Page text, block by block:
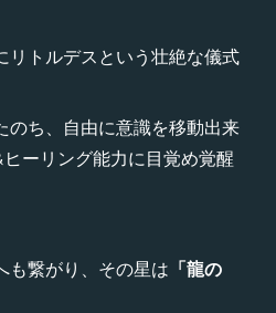
リトルデスという壮絶な儀式
のち、自由に意識を移動出来
ーリング能力に目覚め覚醒
も繋がり、その星は 「龍の